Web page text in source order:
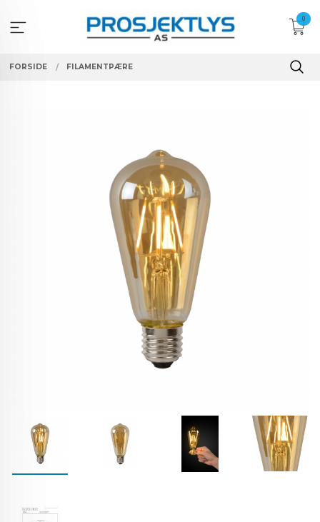
innholdet
0
FORSIDE FILAMENTPÆRE